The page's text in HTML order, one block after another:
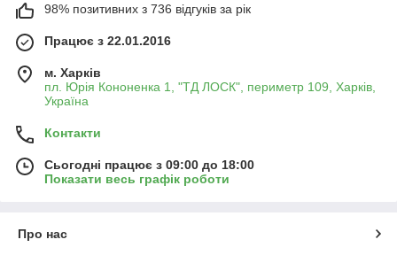
98% позитивних з 736 відгуків за рік
Працює з 22.01.2016
м. Харків
пл. Юрія Кононенка 1, "ТД ЛОСК", периметр 109, Харків,
Україна
Контакти
Сьогодні працює з 09:00 до 18:00
Показати весь графік роботи
Про нас